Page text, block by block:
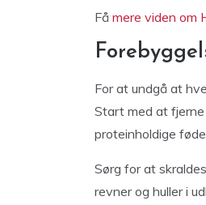
Få mere viden om
For at undgå at
Start med at
proteinholdige
Sørg for at
revner og huller i